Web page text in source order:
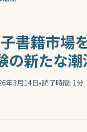
書籍市場
の新たな潮
年3月14日•読了時間: 1分